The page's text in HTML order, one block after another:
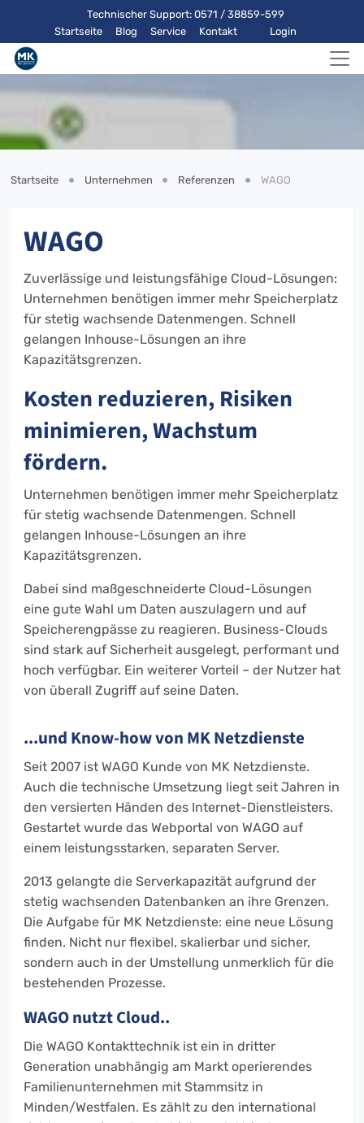
Technischer Support: 0571 / 38859-599
Startseite
Blog Service Kontakt Login
Startseite Unternehmen Referenzen WAGO
WAGO
Zuverlässige und leistungsfähige Cloud-Lösungen:
Unternehmen benötigen immer mehr Speicherplatz
für stetig wachsende Datenmengen. Schnell
gelangen Inhouse-Lösungen an ihre
Kapazitätsgrenzen.
Kosten reduzieren, Risiken
minimieren, Wachstum
fördern.
Unternehmen benötigen immer mehr Speicherplatz
für stetig wachsende Datenmengen. Schnell
gelangen Inhouse-Lösungen an ihre
Kapazitätsgrenzen.
Dabei sind maßgeschneiderte Cloud-Lösungen
eine gute Wahl um Daten auszulagern und auf
Speicherengpässe zu reagieren. Business-Clouds
sind stark auf Sicherheit ausgelegt, performant und
hoch verfügbar. Ein weiterer Vorteil – der Nutzer hat
von überall Zugriff auf seine Daten.
...und Know-how von MK Netzdienste
Seit 2007 ist WAGO Kunde von MK Netzdienste.
Auch die technische Umsetzung liegt seit Jahren in
den versierten Händen des Internet-Dienstleisters.
Gestartet wurde das Webportal von WAGO auf
einem leistungsstarken, separaten Server.
2013 gelangte die Serverkapazität aufgrund der
stetig wachsenden Datenbanken an ihre Grenzen.
Die Aufgabe für MK Netzdienste: eine neue Lösung
finden. Nicht nur flexibel, skalierbar und sicher,
sondern auch in der Umstellung unmerklich für die
bestehenden Prozesse.
WAGO nutzt Cloud..
Die WAGO Kontakttechnik ist ein in dritter
Generation unabhängig am Markt operierendes
Familienunternehmen mit Stammsitz in
Minden/Westfalen. Es zählt zu den international